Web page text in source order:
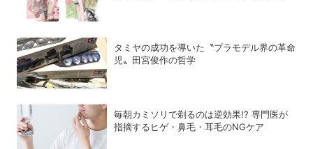
タミヤの成功を導いた〝プラモデル界の革命
児〟田宮俊作の哲学
毎朝カミソリで剃るのは逆効果!? 専門医が
指摘するヒゲ・鼻毛・耳毛のNGケア